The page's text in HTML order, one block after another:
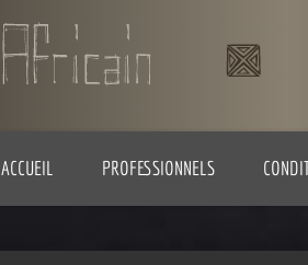
ACCUEIL PROFESSIONNELS